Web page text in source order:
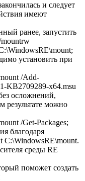
и следует
имеют
ранее, запустить
установить при
/Add-
KB2709289-x64.msu
осложнений,
результате можно
/Get-Packages;
благодаря
C:\WindowsRE\mount.
среды RE
поможет создать